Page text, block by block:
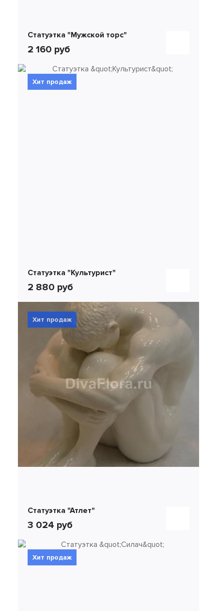
Статуэтка "Мужской торс"
2 160 руб
Хит продаж
Статуэтка "Культурист"
2 880 руб
Хит продаж
Статуэтка "Атлет"
3 024 руб
Хит продаж